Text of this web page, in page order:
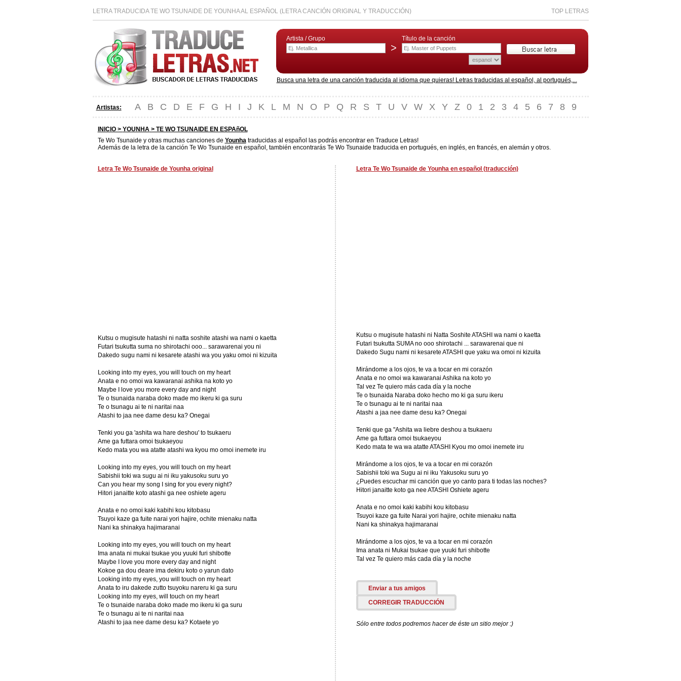
LETRA TRADUCIDA TE WO TSUNAIDE DE YOUNHA AL ESPAÑOL (LETRA CANCIÓN ORIGINAL Y TRADUCCIÓN) TOP LETRAS
Artista / Grupo
>
Título de la canción
Busca una letra de una canción traducida al idioma que quieras! Letras traducidas al español, al portugués,...
Artistas: A B C D E F G H I J K L M N O P Q R S T U V W X Y Z 0 1 2 3 4 5 6 7 8 9
INICIO > YOUNHA> TE WO TSUNAIDE EN ESPAñOL
Te Wo Tsunaide y otras muchas canciones de Younhatraducidas al español las podrás encontrar en Traduce Letras!
Además de la letra de la canción Te Wo Tsunaide en español, también encontrarás Te Wo Tsunaide traducida en portugués, en inglés, en francés, en alemán y otros.
Letra Te Wo Tsunaide de Younha original
Kutsu o mugisute hatashi ni natta soshite atashi wa nami o kaetta
Futari tsukutta suma no shirotachi ooo... sarawarenai you ni
Dakedo sugu nami ni kesarete atashi wa you yaku omoi ni kizuita
Looking into my eyes, you will touch on my heart
Anata e no omoi wa kawaranai ashika na koto yo
Maybe I love you more every day and night
Te o tsunaida naraba doko made mo ikeru ki ga suru
Te o tsunagu ai te ni naritai naa
Atashi to jaa nee dame desu ka? Onegai
Tenki you ga 'ashita wa hare deshou' to tsukaeru
Ame ga futtara omoi tsukaeyou
Kedo mata you wa atatte atashi wa kyou mo omoi inemete iru
Looking into my eyes, you will touch on my heart
Sabishii toki wa sugu ai ni iku yakusoku suru yo
Can you hear my song I sing for you every night?
Hitori janaitte koto atashi ga nee oshiete ageru
Anata e no omoi kaki kabihi kou kitobasu
Tsuyoi kaze ga fuite narai yori hajire, ochite mienaku natta
Nani ka shinakya hajimaranai
Looking into my eyes, you will touch on my heart
Ima anata ni mukai tsukae you yuuki furi shibotte
Maybe I love you more every day and night
Kokoe ga dou deare ima dekiru koto o yarun dato
Looking into my eyes, you will touch on my heart
Anata to iru dakede zutto tsuyoku nareru ki ga suru
Looking into my eyes, will touch on my heart
Te o tsunaide naraba doko made mo ikeru ki ga suru
Te o tsunagu ai te ni naritai naa
Atashi to jaa nee dame desu ka? Kotaete yo
Letra Te Wo Tsunaide de Younha en español (traducción)
Kutsu o mugisute hatashi ni Natta Soshite ATASHI wa nami o kaetta
Futari tsukutta SUMA no ooo shirotachi ... sarawarenai que ni
Dakedo Sugu nami ni kesarete ATASHI que yaku wa omoi ni kizuita
Mirándome a los ojos, te va a tocar en mi corazón
Anata e no omoi wa kawaranai Ashika na koto yo
Tal vez Te quiero más cada día y la noche
Te o tsunaida Naraba doko hecho mo ki ga suru ikeru
Te o tsunagu ai te ni naritai naa
Atashi a jaa nee dame desu ka? Onegai
Tenki que ga "Ashita wa liebre deshou a tsukaeru
Ame ga futtara omoi tsukaeyou
Kedo mata te wa wa atatte ATASHI Kyou mo omoi inemete iru
Mirándome a los ojos, te va a tocar en mi corazón
Sabishii toki wa Sugu ai ni iku Yakusoku suru yo
¿Puedes escuchar mi canción que yo canto para ti todas las noches?
Hitori janaitte koto ga nee ATASHI Oshiete ageru
Anata e no omoi kaki kabihi kou kitobasu
Tsuyoi kaze ga fuite Narai yori hajire, ochite mienaku natta
Nani ka shinakya hajimaranai
Mirándome a los ojos, te va a tocar en mi corazón
Ima anata ni Mukai tsukae que yuuki furi shibotte
Tal vez Te quiero más cada día y la noche
Enviar a tus amigos
CORREGIR TRADUCCIÓN
Sólo entre todos podremos hacer de éste un sitio mejor :)